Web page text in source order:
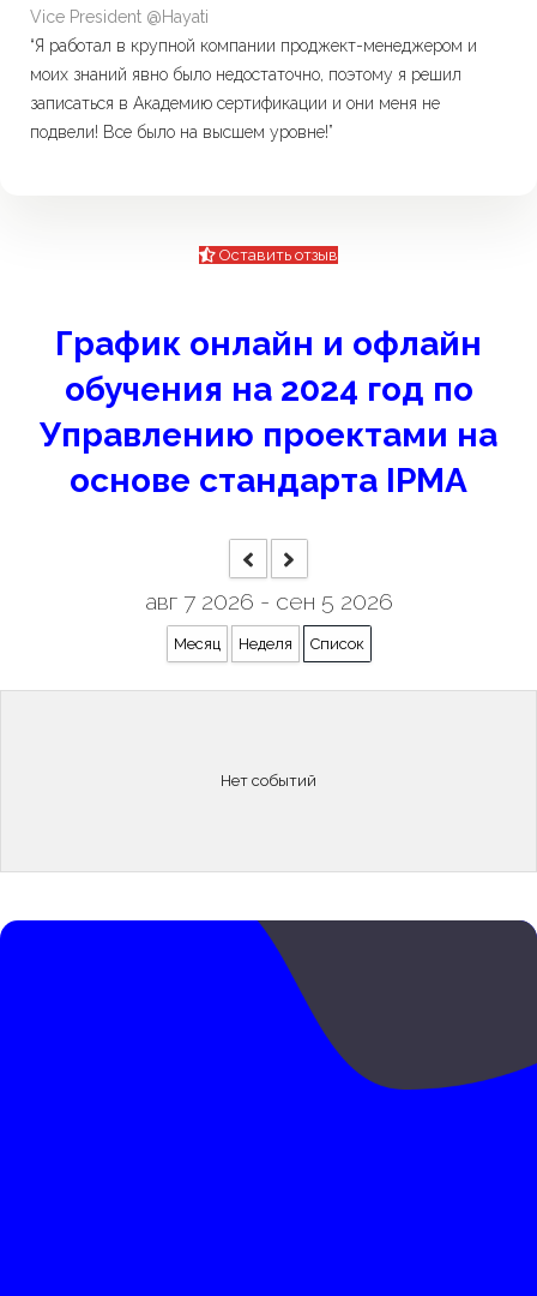
Vice President @Hayati
“Я работал в крупной компании проджект-менеджером и
моих знаний явно было недостаточно, поэтому я решил
записаться в Академию сертификации и они меня не
подвели! Все было на высшем уровне!”
Оставить отзыв
График онлайн и офлайн
обучения на 2024 год по
Управлению проектами на
основе стандарта IPMA
авг 7 2026 - сен 5 2026
Месяц Неделя Список
Нет событий
Подать заявку на